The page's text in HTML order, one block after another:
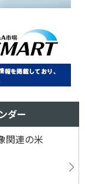
ダー
関連の米